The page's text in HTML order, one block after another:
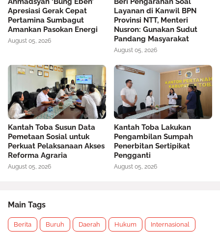
Apresiasi Gerak Cepat
Pertamina Sumbagut
Amankan Pasokan Energi
August 05, 2026
Layanan di Kanwil BPN
Provinsi NTT, Menteri
Nusron: Gunakan Sudut
Pandang Masyarakat
August 05, 2026
Kantah Toba Susun Data
Pemetaan Sosial untuk
Perkuat Pelaksanaan Akses
Reforma Agraria
August 05, 2026
Kantah Toba Lakukan
Pengambilan Sumpah
Penerbitan Sertipikat
Pengganti
August 05, 2026
Main Tags
Berita Buruh Daerah Hukum Internasional